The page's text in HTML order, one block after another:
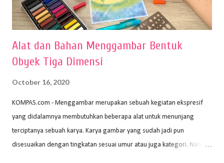
Alat dan Bahan Menggambar Bentuk
Obyek Tiga Dimensi
October 16, 2020
KOMPAS.com - Menggambar merupakan sebuah kegiatan ekspresif
yang didalamnya membutuhkan beberapa alat untuk menunjang
terciptanya sebuah karya. Karya gambar yang sudah jadi pun
disesuaikan dengan tingkatan sesuai umur atau juga kategori. Namun,